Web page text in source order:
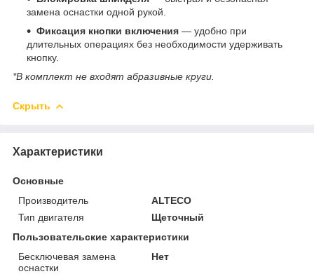
замена оснастки одной рукой.
Фиксация кнопки включения — удобно при
длительных операциях без необходимости удерживать
кнопку.
*В комплект не входят абразивные круги.
Скрыть
Характеристики
Основные
Производитель
ALTECO
Тип двигателя
Щеточный
Пользовательские характеристики
Бесключевая замена
оснастки
Нет